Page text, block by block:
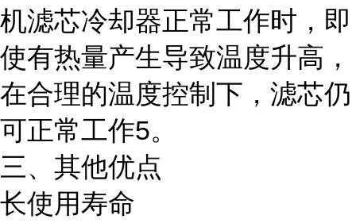
机滤芯冷却器正常工作时，即
使有热量产生导致温度升高，
在合理的温度控制下，滤芯仍
可正常工作5。
三、其他优点
长使用寿命